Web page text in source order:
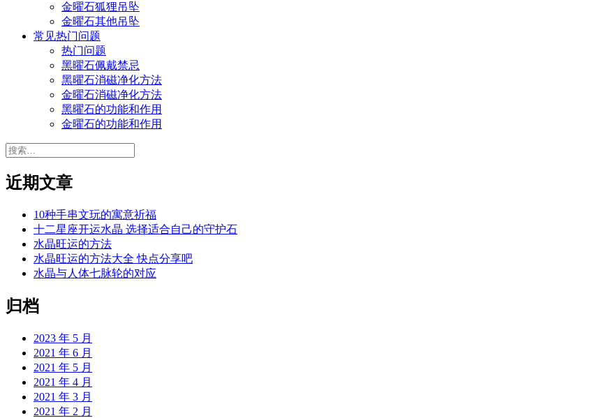
金曜石狐狸吊坠
金曜石其他吊坠
常见热门问题
热门问题
黑曜石佩戴禁忌
黑曜石消磁净化方法
金曜石消磁净化方法
黑曜石的功能和作用
金曜石的功能和作用
搜
近期文章
10种手串文玩的寓意祈福
十二星座开运水晶 选择适合自己的守护石
水晶旺运的方法
水晶旺运的方法大全 快点分享吧
水晶与人体七脉轮的对应
归档
2023 年 5 月
2021 年 6 月
2021 年 5 月
2021 年 4 月
2021 年 3 月
2021 年 2 月